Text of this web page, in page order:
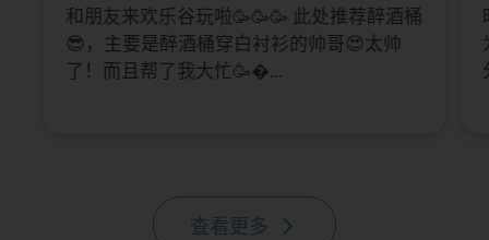
和朋友来欢乐谷玩啦🥳🥳🥳 此处推荐醉酒桶
😎，主要是醉酒桶穿白衬衫的帅哥😍太帅
了！而且帮了我大忙🥳...
查看更多